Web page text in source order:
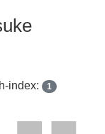
index: 1